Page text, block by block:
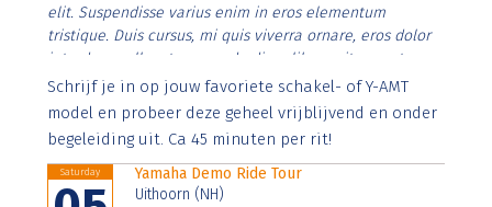
elit. Suspendisse varius enim in eros elementum
tristique. Duis cursus, mi quis viverra ornare, eros dolor
interdum nulla, ut commodo diam libero vitae erat.
Aenean faucibus nibh et justo cursus id rutrum lorem
imperdiet. Nunc ut sem vitae risus tristique posuere.
Schrijf je in op jouw favoriete schakel- of Y-AMT
model en probeer deze geheel vrijblijvend en onder
begeleiding uit. Ca 45 minuten per rit!
Saturday
Yamaha Demo Ride Tour
Uithoorn (NH)